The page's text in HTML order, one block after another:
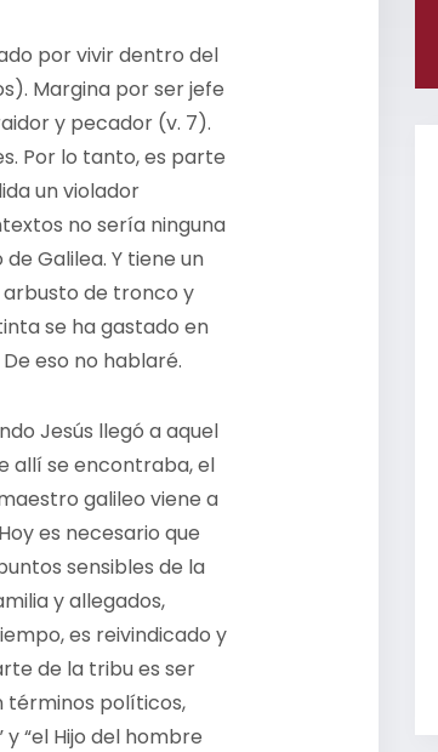
por vivir dentro del
Margina por ser jefe
y pecador (v. 7).
Por lo tanto, es parte
un violador
no sería ninguna
Galilea. Y tiene un
arbusto de tronco y
se ha gastado en
eso no hablaré.
Jesús llegó a aquel
allí se encontraba, el
galileo viene a
es necesario que
sensibles de la
y allegados,
es reivindicado y
de la tribu es ser
términos políticos,
“el Hijo del hombre